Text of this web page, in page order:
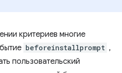
критериев многие
beforeinstallprompt ,
пользовательский